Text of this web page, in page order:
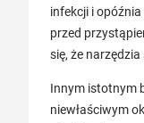
infekcji i
przed
się, że
Innym istotnym
niewłaściwym